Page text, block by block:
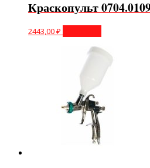
Краскопульт
2443,00₽